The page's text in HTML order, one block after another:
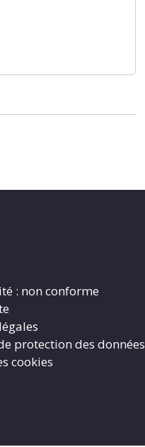
: non conforme
protection des données
cookies